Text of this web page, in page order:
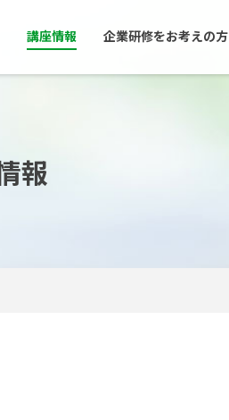
講座情報 企業研修をお考えの方
報